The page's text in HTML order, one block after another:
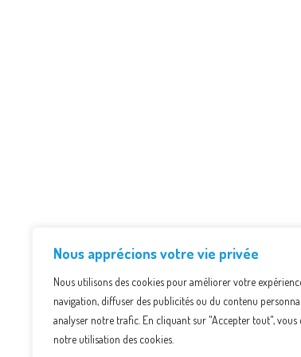
Nous apprécions votre vie privée
Nous utilisons des cookies pour améliorer votre
navigation, diffuser des publicités ou du contenu
analyser notre trafic. En cliquant sur "Accepter tout", vous
notre utilisation des cookies.